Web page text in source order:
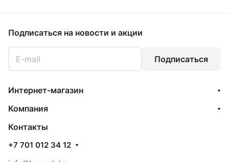
Подписаться на новости и акции
Подписаться
Интернет-магазин
Компания
Контакты
+7 701 012 34 12